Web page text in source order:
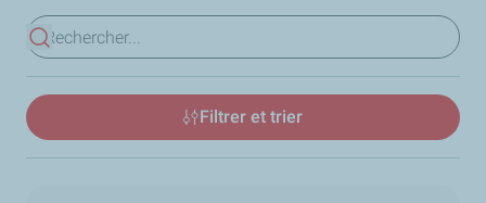
Voir les résultats
Filtrer et trier